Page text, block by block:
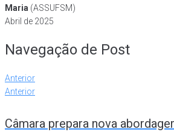
Maria (ASSUFSM)
Abril de 2025
Navegação de Post
Anterior
Anterior
Câmara prepara nova